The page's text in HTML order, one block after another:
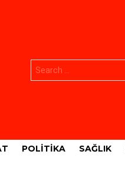
POLITIKA SAĞLIK